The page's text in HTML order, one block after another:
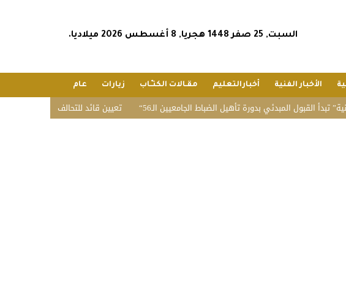
السبت, 25 صفر 1448 هجريا, 8 أغسطس 2026 ميلاديا.
الأخبار الفنية أخبارالتعليم مقـالات الكتـّـاب زيارات عام
تعيين قائد للتحالف البحري الدفاعي متعدد المبدئي بدورة تأهيل الضباط الجامعيين الـ56